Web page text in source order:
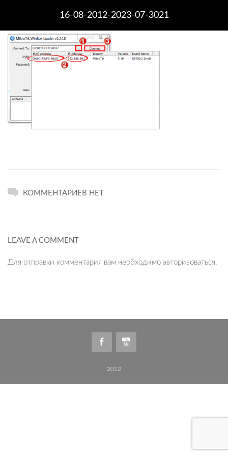
16-08-2012-2023-07-3021
КОММЕНТАРИЕВ НЕТ
LEAVE A COMMENT
Для отправки комментария вам необходимо авторизоваться.
2012